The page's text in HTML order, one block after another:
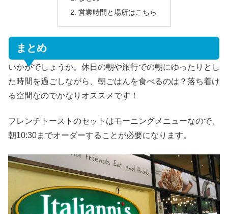
営業時間と場所はこちら
まとめ
いかがでしょうか。休日の朝や旅行での朝にゆったりとし
た時間を過ごしながら、朝ごはんを食べるのは？落ち着け
る空間なのでかなりオススメです！
フレンチトーストのセットはモーニングメニューなので、
朝10:30までオーダーすることが必要になります。